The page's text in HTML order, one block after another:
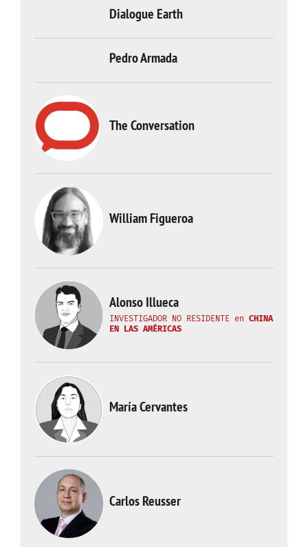
Dialogue Earth
Pedro Armada
The Conversation
William Figueroa
Alonso Illueca
INVESTIGADOR NO RESIDENTE en CHINA
EN LAS AMÉRICAS
María Cervantes
Carlos Reusser